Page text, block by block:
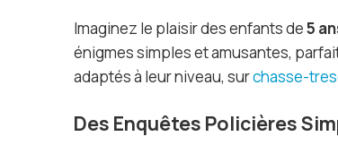
Imaginez le plaisir des enfants de5
énigmes simples et amusantes,
adaptés à leur niveau, surchasse-
Des Enquêtes Policières